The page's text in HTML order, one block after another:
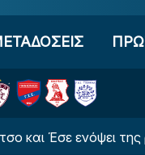
ενόψει της ρεβάνς